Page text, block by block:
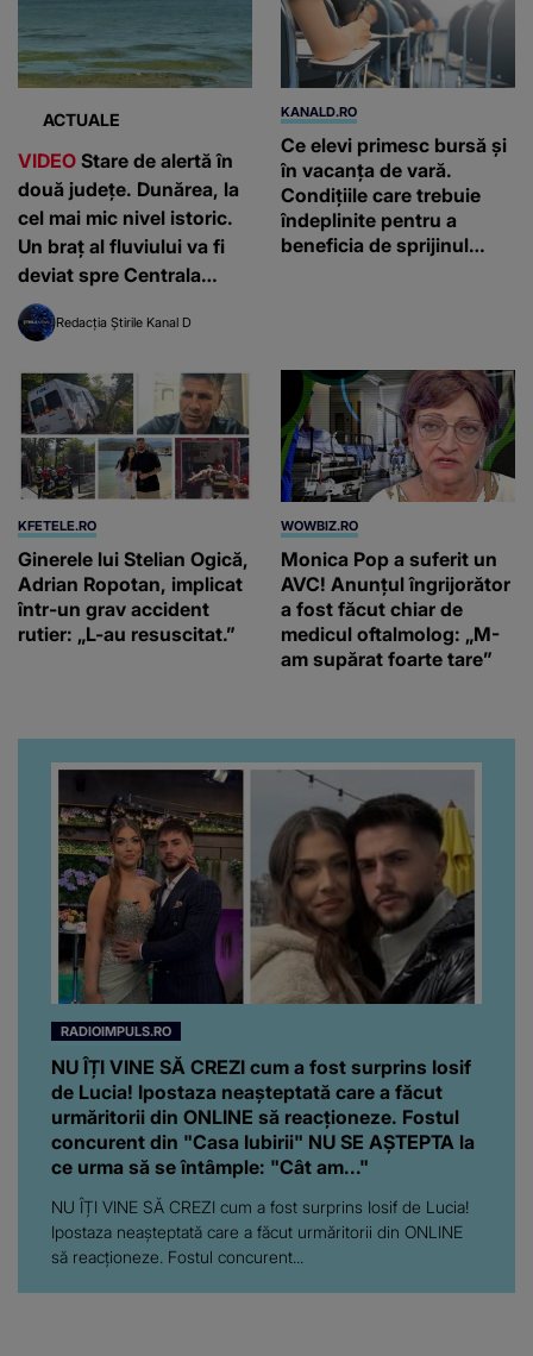
ACTUALE
VIDEO Stare de alertă în
două județe. Dunărea, la
cel mai mic nivel istoric.
Un braț al fluviului va fi
deviat spre Centrala
Nucleară Cernavodă
Redacția Știrile Kanal D
KANALD.RO
Ce elevi primesc bursă și
în vacanța de vară.
Condițiile care trebuie
îndeplinite pentru a
beneficia de sprijinul
KFETELE.RO
Ginerele lui Stelian Ogică,
Adrian Ropotan, implicat
într-un grav accident
rutier: „L-au resuscitat.”
WOWBIZ.RO
Monica Pop a suferit un
AVC! Anunțul îngrijorător
a fost făcut chiar de
medicul oftalmolog: „M-
am supărat foarte tare”
RADIOIMPULS.RO
NU ÎȚI VINE SĂ CREZI cum a fost surprins Iosif
de Lucia! Ipostaza neașteptată care a făcut
urmăritorii din ONLINE să reacționeze. Fostul
concurent din "Casa Iubirii" NU SE AȘTEPTA la
ce urma să se întâmple: "Cât am..."
NU ÎȚI VINE SĂ CREZI cum a fost surprins Iosif de Lucia!
Ipostaza neașteptată care a făcut urmăritorii din ONLINE
să reacționeze. Fostul concurent...